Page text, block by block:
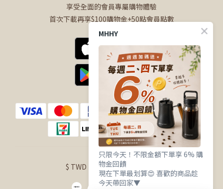
享受全面的會員專屬購物體驗
首次下載再享$100購物金+50點會員點數
$ TWD English
MHHY
只限今天！不限金額下單享 6% 購
物金回饋
現在下單最划算😍 喜歡的商品趁
今天帶回家▼